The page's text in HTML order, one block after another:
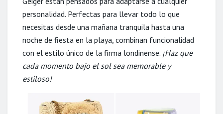
personalidad. Perfectas para llevar todo lo que
necesitas desde una mañana tranquila hasta una
noche de fiesta en la playa, combinan funcionalidad
con el estilo único de la firma londinense. ¡Haz que
cada momento bajo el sol sea memorable y
estiloso!